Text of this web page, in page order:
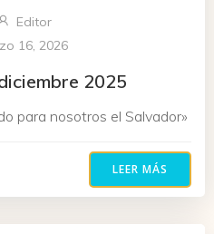
Editor
16, 2026
2025
para nosotros el Salvador»
LEER MÁS